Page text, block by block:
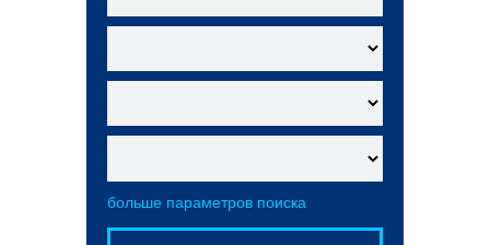
больше параметров поиска